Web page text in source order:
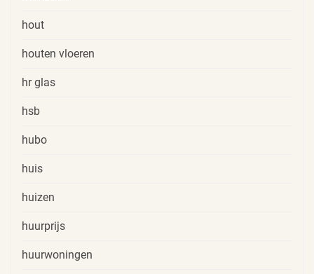
hout
houten vloeren
hr glas
hsb
hubo
huis
huizen
huurprijs
huurwoningen